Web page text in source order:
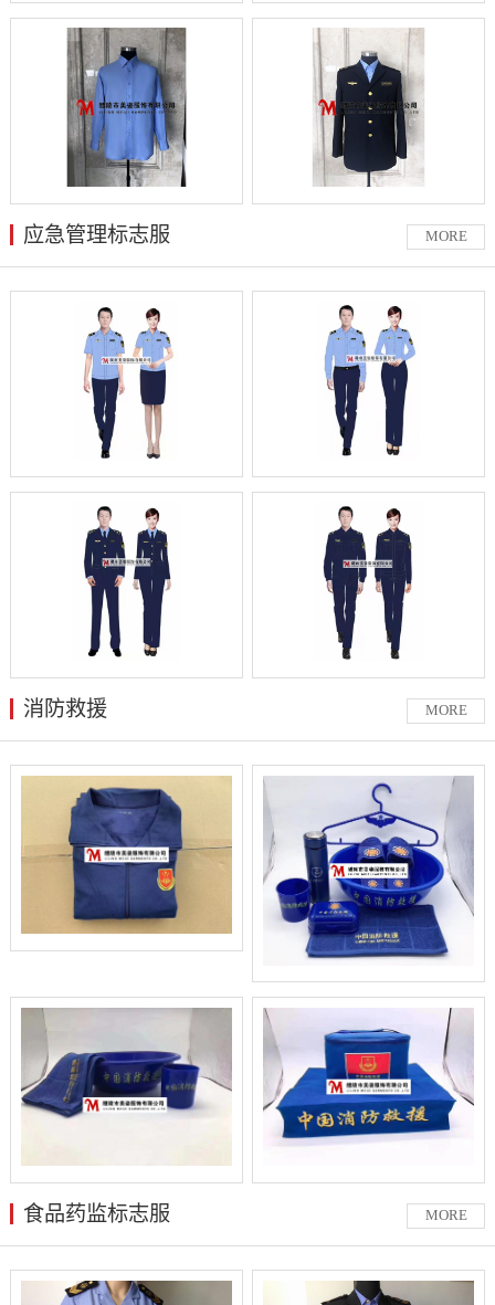
应急管理标志服 MORE
消防救援 MORE
食品药监标志服 MORE